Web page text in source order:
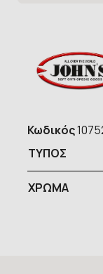
Κωδικός
ΤΥΠOΣ
ΧΡΩΜΑ